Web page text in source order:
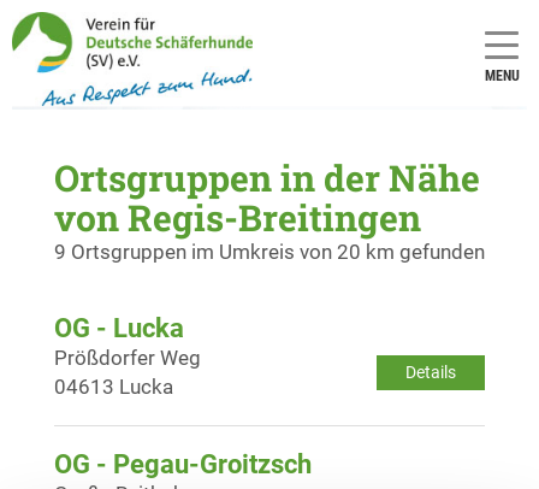
MENU
Ortsgruppen in der Nähe
von Regis-Breitingen
9 Ortsgruppen im Umkreis von 20 km gefunden
OG - Lucka
Details
Prößdorfer Weg
04613 Lucka
OG - Pegau-Groitzsch